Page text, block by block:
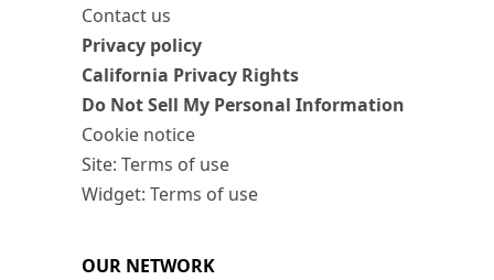
Contact us
Privacy policy
California Privacy Rights
Do Not Sell My Personal Information
Cookie notice
Site: Terms of use
Widget: Terms of use
OUR NETWORK